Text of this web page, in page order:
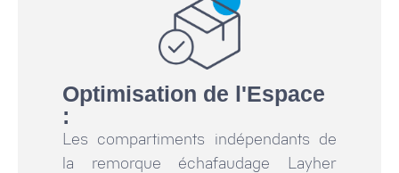
Optimisation de l'Espace
:
Les compartiments indépendants de
la remorque échafaudage Layher